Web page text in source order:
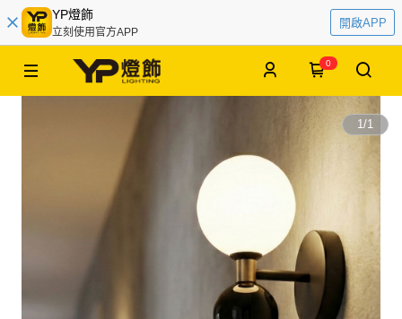
YP燈飾
立刻使用官方APP
開啟APP
0
1/1